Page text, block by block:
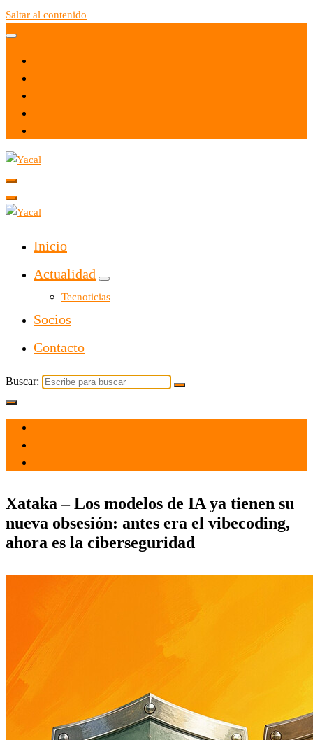
Saltar al contenido
Yacal micro hosting
Inicio
Actualidad
Tecnoticias
Socios
Contacto
Buscar:
Xataka – Los modelos de IA ya tienen su
nueva obsesión: antes era el vibecoding,
ahora es la ciberseguridad